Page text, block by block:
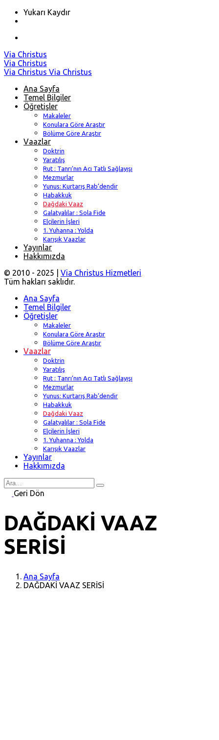
Yukarı Kaydır
Skip
to
content
Via Christus
Via Christus
Via Christus Via Christus
Ana Sayfa
Temel Bilgiler
Öğretişler
Makaleler
Konulara Göre Araştır
Bölüme Göre Araştır
Vaazlar
Doktrin
Yaratılış
Rut : Tanrı’nın Acı Tatlı Sağlayışı
Mezmurlar
Yunus: Kurtarış Rab’dendir
Habakkuk
Dağdaki Vaaz
Galatyalılar : Sola Fide
Elçilerin İşleri
1. Yuhanna : Yolda
Karışık Vaazlar
Yayınlar
Hakkımızda
© 2010 - 2025 | Via Christus Hizmetleri
Tüm hakları saklıdır.
Ana Sayfa
Temel Bilgiler
Öğretişler
Makaleler
Konulara Göre Araştır
Bölüme Göre Araştır
Vaazlar
Doktrin
Yaratılış
Rut : Tanrı’nın Acı Tatlı Sağlayışı
Mezmurlar
Yunus: Kurtarış Rab’dendir
Habakkuk
Dağdaki Vaaz
Galatyalılar : Sola Fide
Elçilerin İşleri
1. Yuhanna : Yolda
Karışık Vaazlar
Yayınlar
Hakkımızda
Search
forGeri Dön
DAĞDAKİ VAAZ
SERİSİ
Ana Sayfa
DAĞDAKİ VAAZ SERİSİ